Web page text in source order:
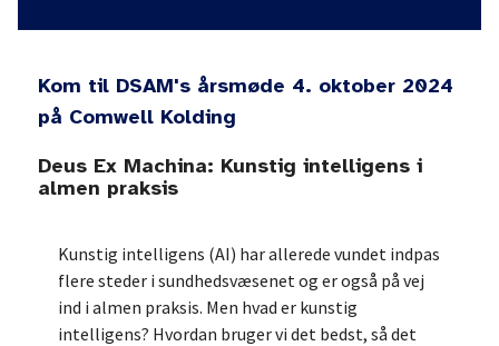
Kom til DSAM's årsmøde 4. oktober 2024
på Comwell Kolding
Deus Ex Machina: Kunstig intelligens i
almen praksis
Kunstig intelligens (AI) har allerede vundet indpas
flere steder i sundhedsvæsenet og er også på vej
ind i almen praksis. Men hvad er kunstig
intelligens? Hvordan bruger vi det bedst, så det